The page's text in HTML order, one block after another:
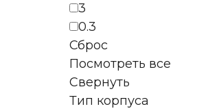
3
0.3
Сброс
Посмотреть все
Свернуть
Тип корпуса